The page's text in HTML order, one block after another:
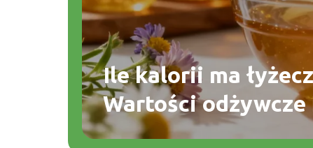
Ile kalorii ma
Wartości odżywcze
właściwości